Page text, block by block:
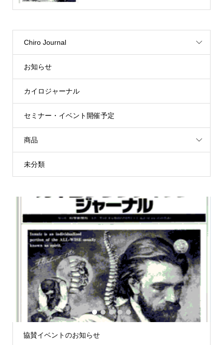
Chiro Journal
お知らせ
カイロジャーナル
セミナー・イベント開催予定
商品
未分類
協賛イベントのお知らせ
1 2 3 4 5